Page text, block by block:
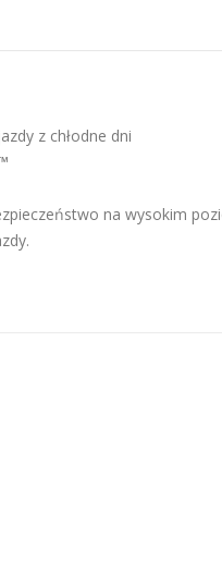
z chłodne dni
na wysokim